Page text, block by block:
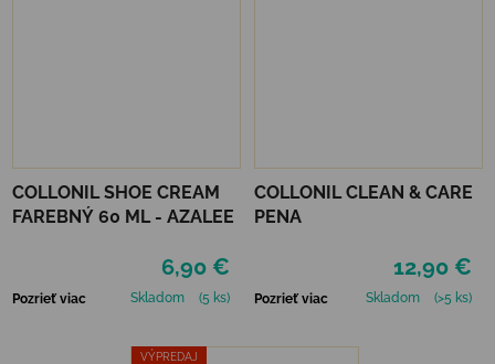
COLLONIL SHOE CREAM
FAREBNÝ 60 ML - AZALEE
6,90 €
Pozrieť viac Skladom (5 ks)
COLLONIL CLEAN & CARE
PENA
12,90 €
Pozrieť viac Skladom (>5 ks)
VÝPREDAJ